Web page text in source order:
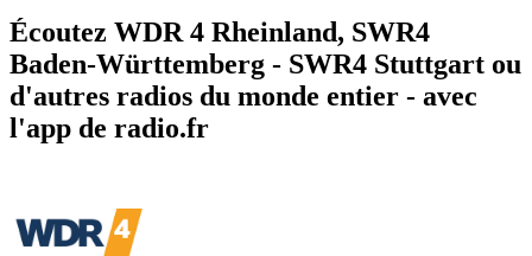
Écoutez WDR 4 Rheinland, SWR4
Baden-Württemberg - SWR4 Stuttgart ou
d'autres radios du monde entier - avec
l'app de radio.fr